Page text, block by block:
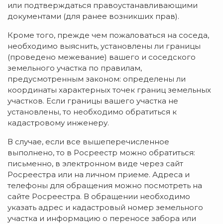
или подтверждаться правоустанавливающими
документами (для ранее возникших прав).
Кроме того, прежде чем пожаловаться на соседа,
необходимо выяснить, установлены ли границы
(проведено межевание) вашего и соседского
земельного участка по правилам,
предусмотренным законом: определены ли
координаты характерных точек границ земельных
участков. Если границы вашего участка не
установлены, то необходимо обратиться к
кадастровому инженеру.
В случае, если все вышеперечисленное
выполнено, то в Росреестр можно обратиться:
письменно, в электронном виде через сайт
Росреестра или на личном приеме. Адреса и
телефоны для обращения можно посмотреть на
сайте Росреестра. В обращении необходимо
указать адрес и кадастровый номер земельного
участка и информацию о переносе забора или